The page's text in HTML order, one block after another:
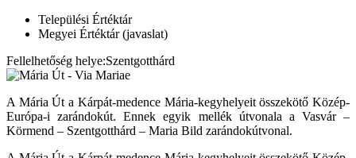
Települési Értéktár
Megyei Értéktár (javaslat)
Fellelhetőség helye:Szentgotthárd
A Mária Út a Kárpát-medence Mária-kegyhelyeit összekötő Közép-
Európa-i zarándokút. Ennek egyik mellék útvonala a Vasvár –
Körmend – Szentgotthárd – Maria Bild zarándokútvonal.